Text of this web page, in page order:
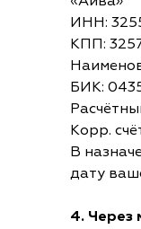
ИНН:
КПП:
БИК:
Корр.
В
дату
4. Через